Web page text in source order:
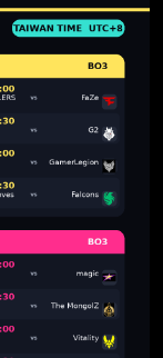
打到剩下 8 隊
7/30～8/2 進